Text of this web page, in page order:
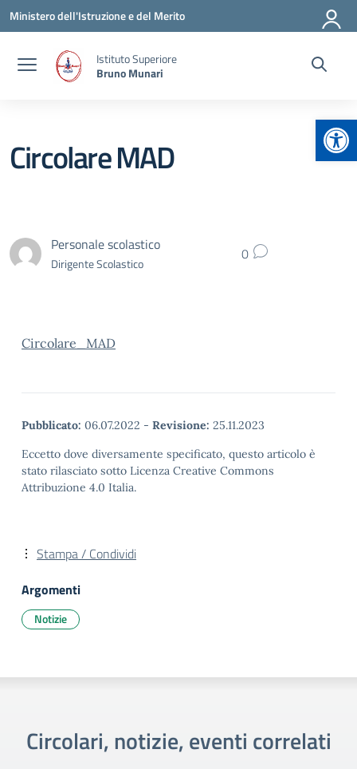
Vai ai contenuti
Vai al menu di navigazione
Vai al footer
Ministero dell'Istruzione e del Merito
Istituto Superiore
Bruno Munari
Circolare MAD
Personale scolastico
Dirigente Scolastico 0
Circolare_MAD
Pubblicato: 06.07.2022 - Revisione: 25.11.2023
Eccetto dove diversamente specificato, questo articolo è
stato rilasciato sotto Licenza Creative Commons
Attribuzione 4.0 Italia.
Stampa / Condividi
Argomenti
Notizie
Circolari, notizie, eventi correlati